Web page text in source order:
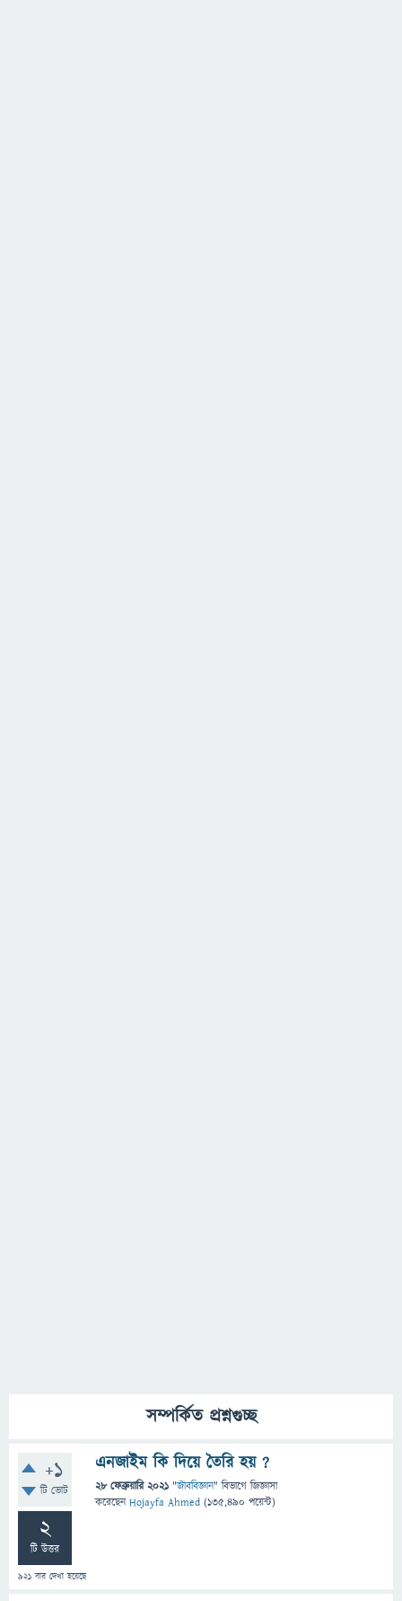
সম্পর্কিত প্রশ্নগুচ্ছ
+1
টি ভোট
2
টি উত্তর
921 বার দেখা হয়েছে
এনজাইম কি দিয়ে তৈরি হয় ?
28 ফেব্রুয়ারি 2021 "জীববিজ্ঞান" বিভাগে জিজ্ঞাসা
করেছেনHojayfa Ahmed (135,490 পয়েন্ট)